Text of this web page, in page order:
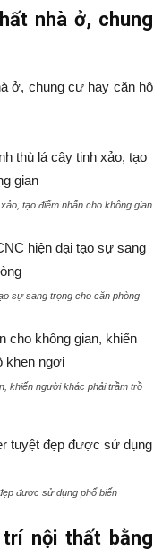
nhà ở, chung
ở, chung cư hay căn hộ
tạo điểm nhấn cho không gian
sự sang trọng cho căn phòng
khiến người khác phải trầm trồ
được sử dụng phổ biến
nội thất bằng